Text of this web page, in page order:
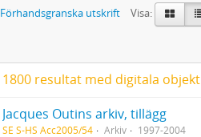
Förhandsgranska utskrift
Visa:
1800 resultat med digitala objekt
Jacques Outins arkiv, tillägg
SE S-HS Acc2005/54 Arkiv 1997-2004